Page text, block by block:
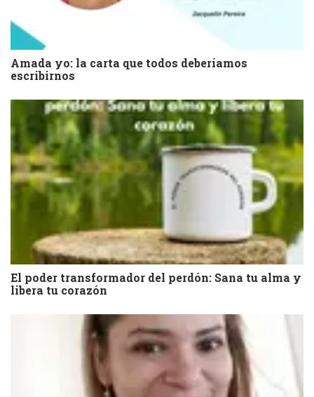
Amada yo: la carta que todos deberíamos
escribirnos
El poder transformador del perdón: Sana tu alma y
libera tu corazón